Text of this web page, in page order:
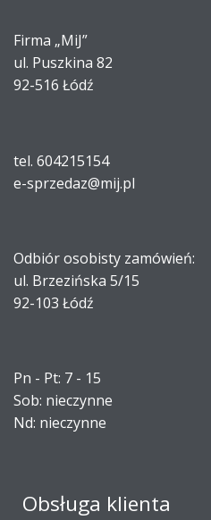
Firma „MiJ”
ul. Puszkina 82
92-516 Łódź
tel. 604215154
e-sprzedaz@mij.pl
Odbiór osobisty zamówień:
ul. Brzezińska 5/15
92-103 Łódź
Pn - Pt: 7 - 15
Sob: nieczynne
Nd: nieczynne
Obsługa klienta